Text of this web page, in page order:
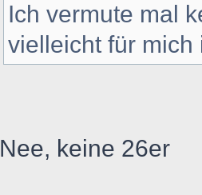
Ich vermute mal
vielleicht für
Nee, keine 26er